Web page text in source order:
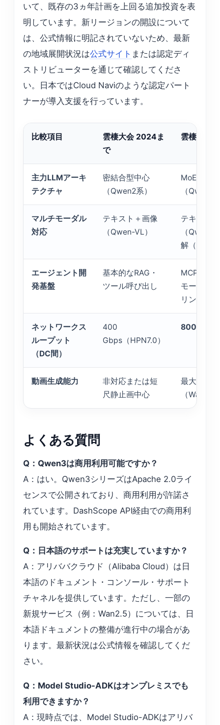
いて、既存の3ヵ年計画を上回る追加投資を表
明しています。新リージョンの開設について
は、公式情報に明記されていないため、最新
の地域展開状況は公式サイト または認定ディ
ストリビューターを通じて確認してくださ
い。日本ではCloud Naviのような認定パート
ナーが導入支援を行っています。
比較項目
雲棲大会 2024ま
で
雲棲大会
主力LLMアーキ
テクチャ
密結合型中心
（Qwen2系）
MoE＋密
（Qwen3
マルチモーダル
対応
テキスト＋画像
（Qwen-VL）
テキスト
（
解（
エージェント開
発基盤
基本的なRAG・
ツール呼び出し
MCPプロ
モーダル
リング
ネットワークス
ループット
（DC間）
400
Gbps（HPN7.0）
800 Gbps
動画生成能力
非対応または短
尺静止画中心
最大10秒
（Wan2.5
よくある質問
Q：Qwen3は商用利用可能ですか？
A：はい。Qwen3シリーズはApache 2.0ライ
センスで公開されており、商用利用が許諾さ
れています。DashScope API経由での商用利
用も開始されています。
Q：日本語のサポートは充実していますか？
A：アリババクラウド（Alibaba Cloud）は日
本語のドキュメント・コンソール・サポート
チャネルを提供しています。ただし、一部の
新規サービス（例：Wan2.5）については、日
本語ドキュメントの整備が進行中の場合があ
ります。最新状況は公式情報を確認してくだ
さい。
Q：Model Studio-ADKはオンプレミスでも
利用できますか？
A：現時点では、Model Studio-ADKはアリバ